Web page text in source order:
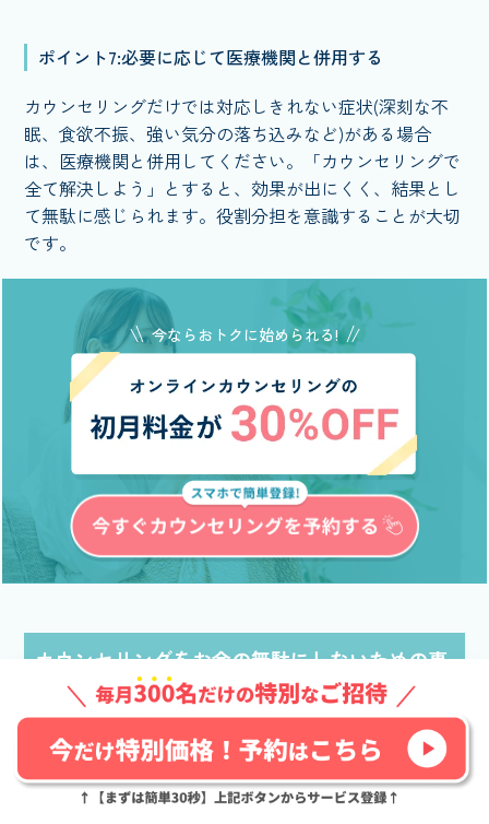
ポイント7:必要に応じて医療機関と併用する
カウンセリングだけでは対応しきれない症状(深刻な不
眠、食欲不振、強い気分の落ち込みなど)がある場合
は、医療機関と併用してください。「カウンセリングで
全て解決しよう」とすると、効果が出にくく、結果とし
て無駄に感じられます。役割分担を意識することが大切
です。
今ならおトクに始められる!
カウンセリングをお金の無駄にしないための事
前準備
カウンセリングを受ける前にできる準備を整理します。
事前準備をしっかりすることで、お金の無駄を予防でき